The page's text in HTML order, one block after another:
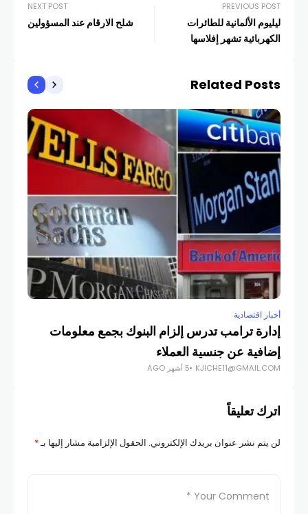
PREVIOUS POST
ليليوم الألمانية للطائرات
الكهربائية تشهر إفلاسها
NEXT POST
شلح الارقام عند المسؤولين
Related Posts
أخبار اقتصادية
إدارة ترامب تدرس إلزام البنوك بجمع معلومات
إضافية عن جنسية العملاء
KJICHE11@GMAIL.COM 5 أشهر AGO
اترك تعليقاً
لن يتم نشر عنوان بريدك الإلكتروني. الحقول الإلزامية مشار إليها بـ*